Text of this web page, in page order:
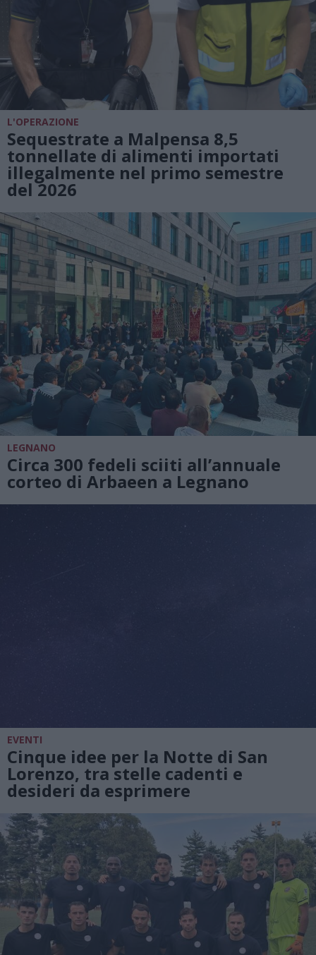
L'OPERAZIONE
Sequestrate a Malpensa 8,5
tonnellate di alimenti importati
illegalmente nel primo semestre
del 2026
LEGNANO
Circa 300 fedeli sciiti all’annuale
corteo di Arbaeen a Legnano
EVENTI
Cinque idee per la Notte di San
Lorenzo, tra stelle cadenti e
desideri da esprimere